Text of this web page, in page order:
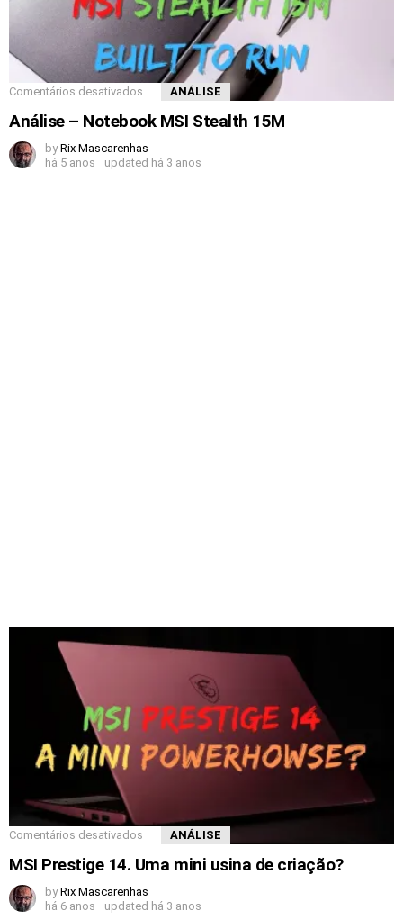
Comentários desativados ANÁLISE
Análise – Notebook MSI Stealth 15M
by Rix Mascarenhas
há 5 anos
updated há 3 anos
Comentários desativados ANÁLISE
MSI Prestige 14. Uma mini usina de criação?
by Rix Mascarenhas
há 6 anos
updated há 3 anos